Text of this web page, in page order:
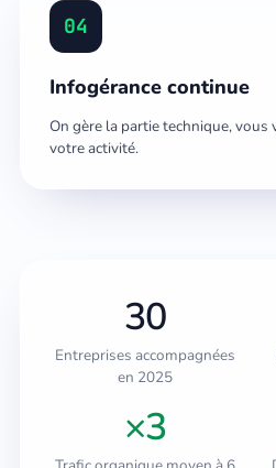
04
Infogérance continue
On gère la partie technique, vous
votre activité.
30
Entreprises accompagnées
en 2025
×3